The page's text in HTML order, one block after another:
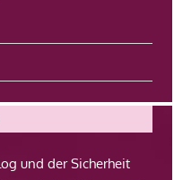
und der Sicherheit